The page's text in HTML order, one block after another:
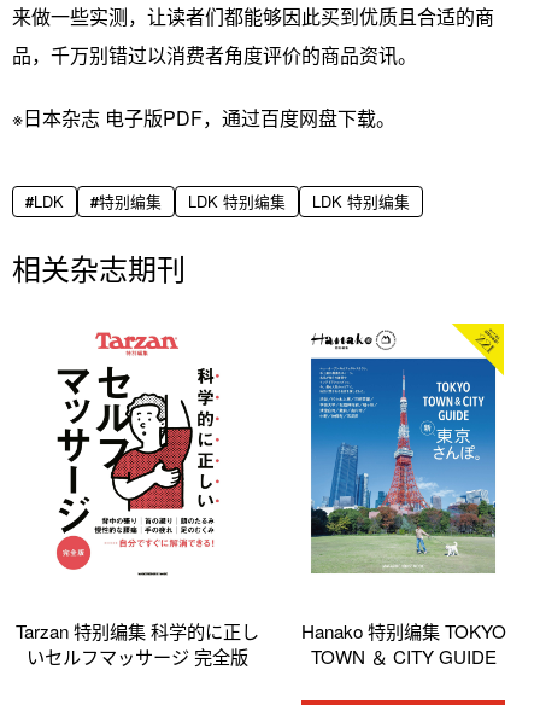
来做一些实测，让读者们都能够因此买到优质且合适的商
品，千万别错过以消费者角度评价的商品资讯。
※日本杂志 电子版PDF，通过百度网盘下载。
LDK 特别编集 LDK 特别编集 LDK 特别编集
相关杂志期刊
Tarzan 特别编集 科学的に正し
いセルフマッサージ 完全版
Hanako 特别编集 TOKYO
TOWN ＆ CITY GUIDE